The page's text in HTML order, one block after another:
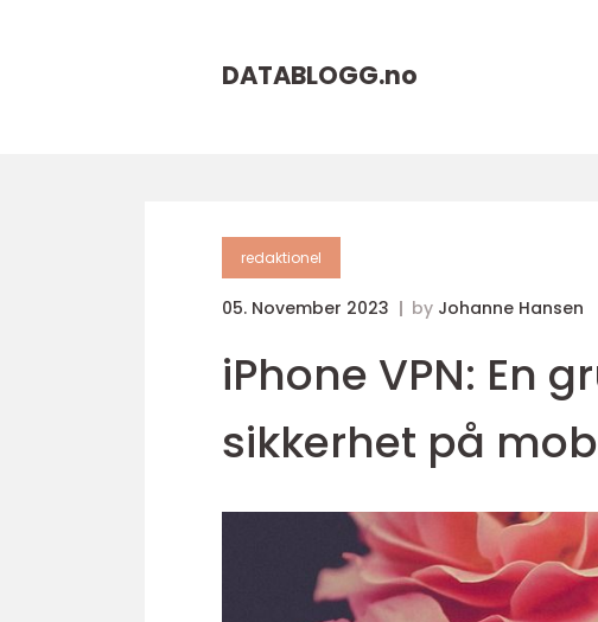
DATABLOGG.no
redaktionel
05. November 2023 by Johanne Hansen
iPhone VPN: En
sikkerhet på